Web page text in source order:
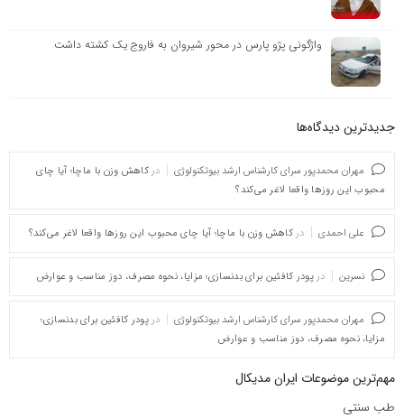
واژگونی پژو پارس در محور شیروان به فاروج یک کشته داشت
جدیدترین دیدگاه‌‌ها
مهران محمدپور سرای کارشناس ارشد بیوتکنولوژی در کاهش وزن با ماچا؛ آیا چای
محبوب این روزها واقعا لاغر می‌کند؟
علی احمدی در کاهش وزن با ماچا؛ آیا چای محبوب این روزها واقعا لاغر می‌کند؟
نسرین در پودر کافئین برای بدنسازی؛ مزایا، نحوه مصرف، دوز مناسب و عوارض
مهران محمدپور سرای کارشناس ارشد بیوتکنولوژی در پودر کافئین برای بدنسازی؛
مزایا، نحوه مصرف، دوز مناسب و عوارض
مهم‌ترین موضوعات ایران مدیکال
طب سنتی